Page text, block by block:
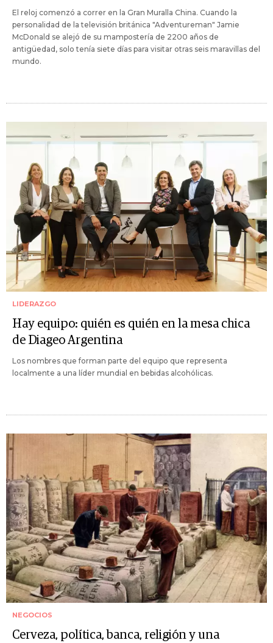
El reloj comenzó a correr en la Gran Muralla China. Cuando la
personalidad de la televisión británica "Adventureman" Jamie
McDonald se alejó de su mampostería de 2200 años de
antigüedad, solo tenía siete días para visitar otras seis maravillas del
mundo.
LIDERAZGO
Hay equipo: quién es quién en la mesa chica
de Diageo Argentina
Los nombres que forman parte del equipo que representa
localmente a una líder mundial en bebidas alcohólicas.
NEGOCIOS
Cerveza, política, banca, religión y una